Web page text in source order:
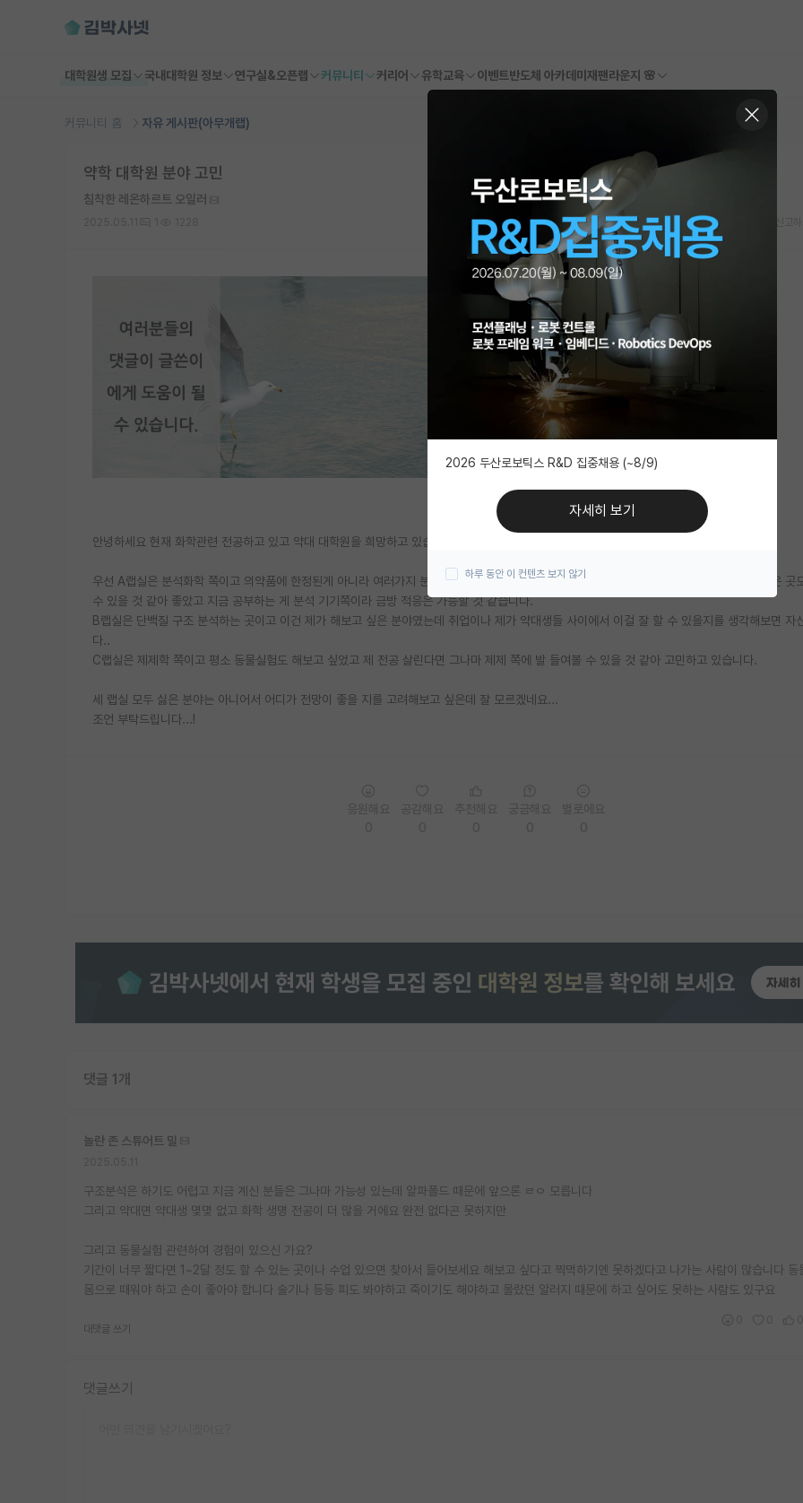
대학원생 모집 국내대학원 정보 연구실&오픈랩 커뮤니티 커리어 유학교육 이벤트반도체 아카데미 재팬라운지 🌸
커뮤니티 홈 자유 게시판(아무개랩)
약학 대학원 분야 고민
침착한 레온하르트 오일러
안녕하세요 현재 화학관련 전공하고 있고 약대 대학원을 희망하고 있습니다.
우선 A랩실은 분석화학 쪽이고 의약품에 한정된게 아니라 여러가지 분석을 진행하는 것 같아서 향후 취업 시 제약회사 말고도 다른 연구소 같은 곳
수 있을 것 같아 좋았고 지금 공부하는 게 분석 기기쪽이라 금방 적응은 가능할 것 같습니다.
B랩실은 단백질 구조 분석하는 곳이고 이건 제가 해보고 싶은 분야였는데 취업이나 제가 약대생들 사이에서 이걸 잘 할 수 있을지를 생각해보면 자
다..
C랩실은 제제학 쪽이고 평소 동물실험도 해보고 싶었고 제 전공 살린다면 그나마 제제 쪽에 발 들여볼 수 있을 것 같아 고민하고 있습니다.
세 랩실 모두 싫은 분야는 아니어서 어디가 전망이 좋을 지를 고려해보고 싶은데 잘 모르겠네요...
조언 부탁드립니다...!
댓글 1개
놀란 존 스튜어트 밀
구조분석은 하기도 어렵고 지금 계신 분들은 그나마 가능성 있는데 알파폴드 때문에 앞으론 ㄹㅇ 모릅니다
그리고 약대면 약대생 몇몇 없고 화학 생명 전공이 더 많을 거에요 완전 없다곤 못하지만
그리고 동물실험 관련하여 경험이 있으신 가요?
기간이 너무 짧다면 1~2달 정도 할 수 있는 곳이나 수업 있으면 찾아서 들어보세요 해보고 싶다고 찍먹하기엔 못하겠다고 나가는 사람이 많습니다 동
몸으로 때워야 하고 손이 좋아야 합니다 술기나 등등 피도 봐야하고 죽이기도 해야하고 몰랐던 알러지 때문에 하고 싶어도 못하는 사람도 있구요
대댓글 쓰기
댓글쓰기
2026 두산로보틱스 R&D 집중채용 (~8/9)
자세히 보기
하루 동안 이 컨텐츠 보지 않기